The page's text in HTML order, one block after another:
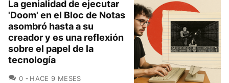
La genialidad de ejecutar
'Doom' en el Bloc de Notas
asombró hasta a su
creador y es una reflexión
sobre el papel de la
tecnología
0 COMENTARIOS
HACE 9 MESES